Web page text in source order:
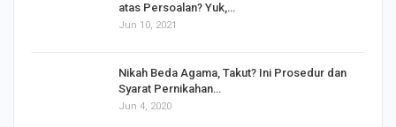
atas Persoalan? Yuk,…
Jun 10, 2021
Nikah Beda Agama, Takut? Ini Prosedur dan
Syarat Pernikahan…
Jun 4, 2020